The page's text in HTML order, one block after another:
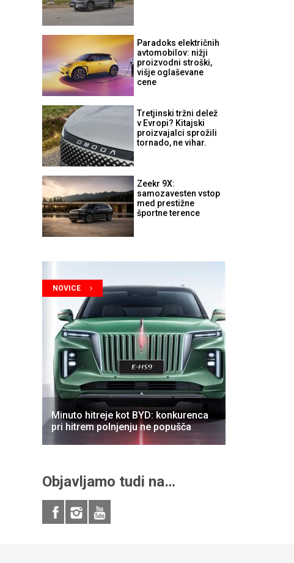
Paradoks električnih
avtomobilov: nižji
proizvodni stroški,
višje oglaševane
cene
Tretjinski tržni delež
v Evropi? Kitajski
proizvajalci sprožili
tornado, ne vihar.
Zeekr 9X:
samozavesten vstop
med prestižne
športne terence
NOVICE
Minuto hitreje kot BYD: konkurenca
pri hitrem polnjenju ne popušča
Objavljamo tudi na…